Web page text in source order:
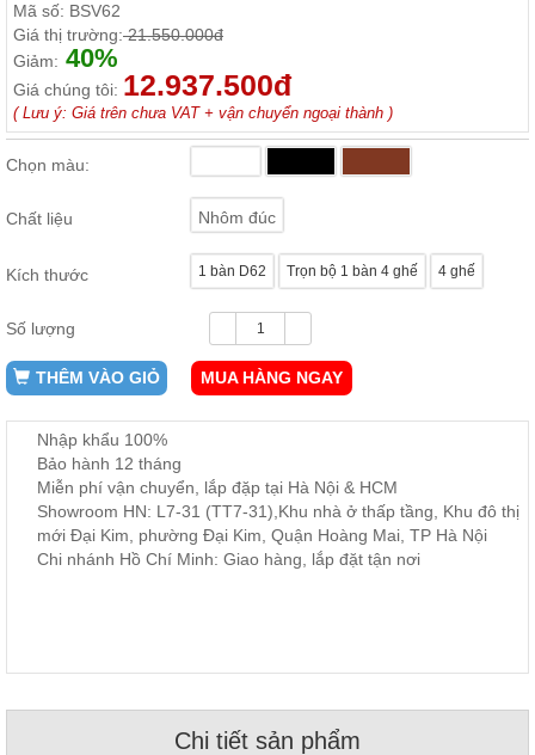
Nội
Thất
Phòng
Ăn
Bàn
ăn,
ăn,
Thất
Công,
Vườn
Bàn
ghế
Phụ
Kiện
, đồ
trí
Mã số: BSV62
Giá thị trường:21.550.000đ
Giảm: 40%
Giá chúng tôi: 12.937.500đ
( Lưu ý: Giá trên chưa VAT + vận chuyển ngoại thành )
Chọn màu:
Chất liệu Nhôm đúc
Kích thước 1 bàn D62 Trọn bộ 1 bàn 4 ghế 4 ghế
Số lượng
THÊM VÀO GIỎ MUA HÀNG NGAY
Nhập khẩu 100%
Bảo hành 12 tháng
Miễn phí vận chuyển, lắp đặp tại Hà Nội & HCM
Showroom HN: L7-31 (TT7-31),Khu nhà ở thấp tầng, Khu đô thị
mới Đại Kim, phường Đại Kim, Quận Hoàng Mai, TP Hà Nội
Chi nhánh Hồ Chí Minh: Giao hàng, lắp đặt tận nơi
Chi tiết sản phẩm